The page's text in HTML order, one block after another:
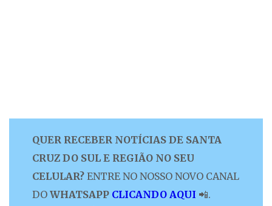
QUER RECEBER NOTÍCIAS DE SANTA
CRUZ DO SUL E REGIÃO NO SEU
CELULAR? ENTRE NO NOSSO NOVO CANAL
DO WHATSAPP CLICANDO AQUI 📲.